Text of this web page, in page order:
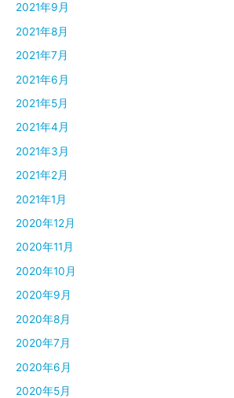
2021年9月
2021年8月
2021年7月
2021年6月
2021年5月
2021年4月
2021年3月
2021年2月
2021年1月
2020年12月
2020年11月
2020年10月
2020年9月
2020年8月
2020年7月
2020年6月
2020年5月